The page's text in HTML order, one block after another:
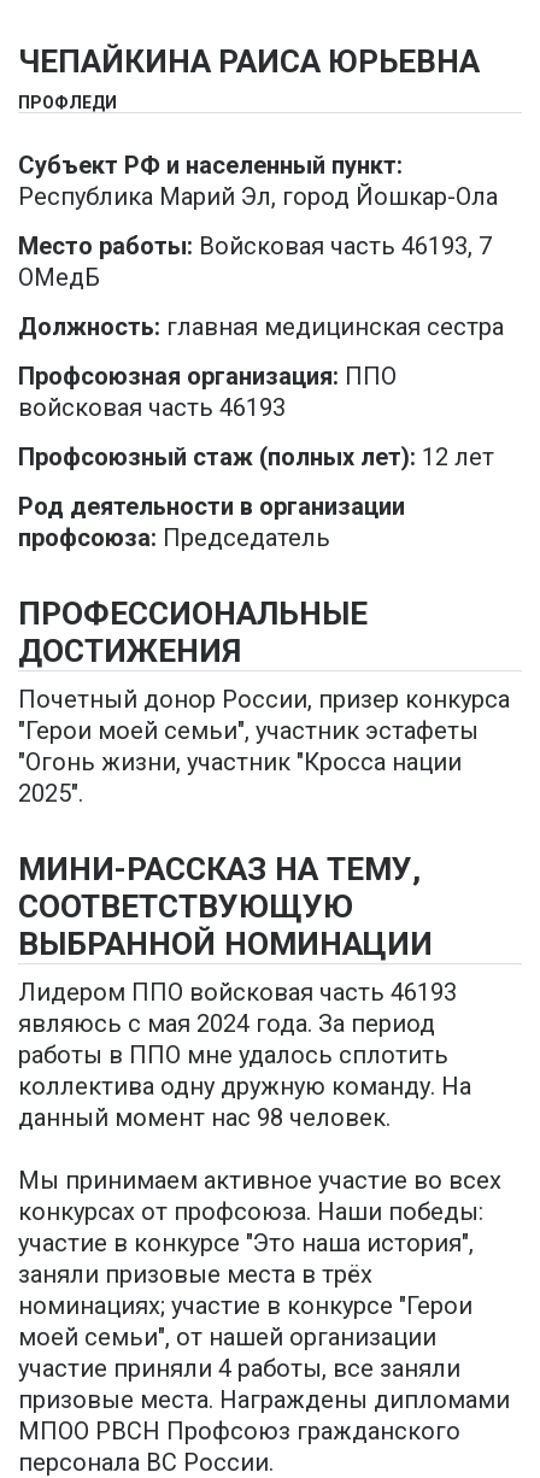
ЧЕПАЙКИНА РАИСА ЮРЬЕВНА
ПРОФЛЕДИ
Субъект РФ и населенный пункт:
Республика Марий Эл, город Йошкар-Ола
Место работы: Войсковая часть 46193, 7
ОМедБ
Должность: главная медицинская сестра
Профсоюзная организация: ППО
войсковая часть 46193
Профсоюзный стаж (полных лет): 12 лет
Род деятельности в организации
профсоюза: Председатель
ПРОФЕССИОНАЛЬНЫЕ
ДОСТИЖЕНИЯ
Почетный донор России, призер конкурса
"Герои моей семьи", участник эстафеты
"Огонь жизни, участник "Кросса нации
2025".
МИНИ-РАССКАЗ НА ТЕМУ,
СООТВЕТСТВУЮЩУЮ
ВЫБРАННОЙ НОМИНАЦИИ
Лидером ППО войсковая часть 46193
являюсь с мая 2024 года. За период
работы в ППО мне удалось сплотить
коллектива одну дружную команду. На
данный момент нас 98 человек.
Мы принимаем активное участие во всех
конкурсах от профсоюза. Наши победы:
участие в конкурсе "Это наша история",
заняли призовые места в трёх
номинациях; участие в конкурсе "Герои
моей семьи", от нашей организации
участие приняли 4 работы, все заняли
призовые места. Награждены дипломами
МПОО РВСН Профсоюз гражданского
персонала ВС России.